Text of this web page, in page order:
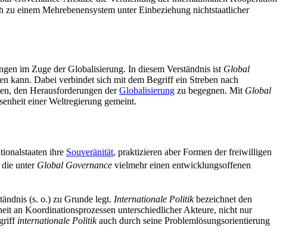
zu einem Mehr­ebenen­system unter Einbeziehung nicht­staatlicher
im Zuge der Globalisierung. In diesem Verständnis ist Global
kann. Dabei verbindet sich mit dem Begriff ein Streben nach
den Herausforderungen derGlobalisierung zu begegnen. Mit Global
einer Weltregierung gemeint.
ihre Souveränität, praktizieren aber Formen der freiwilligen
die unter Global Governance vielmehr einen entwicklungs­offenen
(s. o.) zu Grunde legt. Internationale Politikbezeichnet den
an Koordinationsprozessen unterschiedlicher Akteure, nicht nur
internationale Politikauch durch seine Problemlösungsorientierung